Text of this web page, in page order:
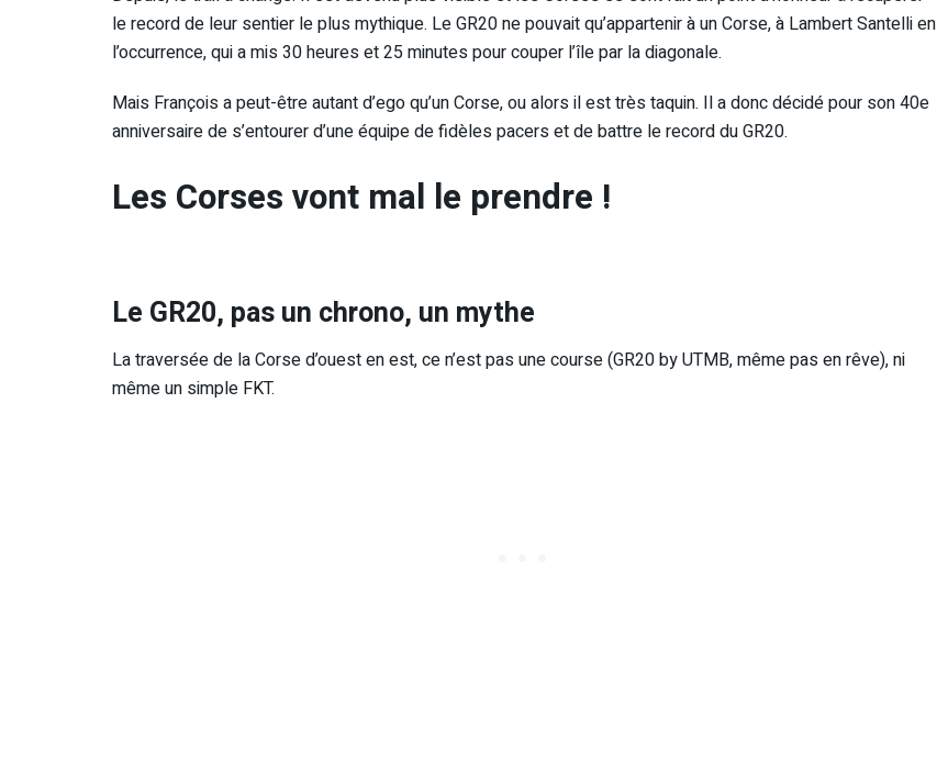
le record de leur sentier le plus mythique. Le GR20 ne pouvait qu’appartenir à un Corse, à Lambert Santelli en
l’occurrence, qui a mis 30 heures et 25 minutes pour couper l’île par la diagonale.
Mais François a peut-être autant d’ego qu’un Corse, ou alors il est très taquin. Il a donc décidé pour son 40e
anniversaire de s’entourer d’une équipe de fidèles pacers et de battre le record du GR20.
Les Corses vont mal le prendre !
Le GR20, pas un chrono, un mythe
La traversée de la Corse d’ouest en est, ce n’est pas une course (GR20 by UTMB, même pas en rêve), ni
même un simple FKT.